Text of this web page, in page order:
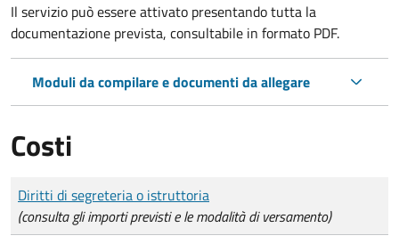
Il servizio può essere attivato presentando tutta la
documentazione prevista, consultabile in formato PDF.
Moduli da compilare e documenti da allegare
Costi
Tipo di pagamento
Importo
Diritti di segreteria o istruttoria
(consulta gli importi previsti e le modalità di versamento)